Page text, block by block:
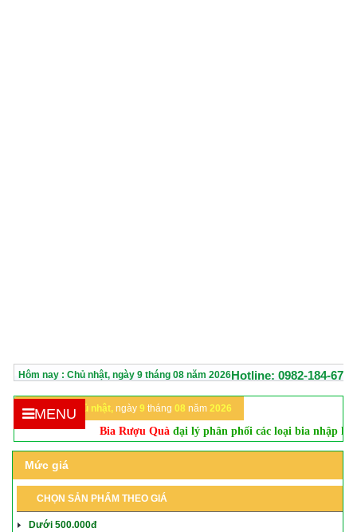
Hôm nay : Chủ nhật, ngày 9tháng08năm 2026Hotline: 0982-184-670
MENU
Hôm nay: Chủ nhật, ngày 9 tháng 08 năm 2026
Bia Rượu Quà đại lý phân phối các loại bia nhập khẩu, rượu
Mức giá
CHỌN SẢN PHẨM THEO GIÁ
Dưới 500.000đ